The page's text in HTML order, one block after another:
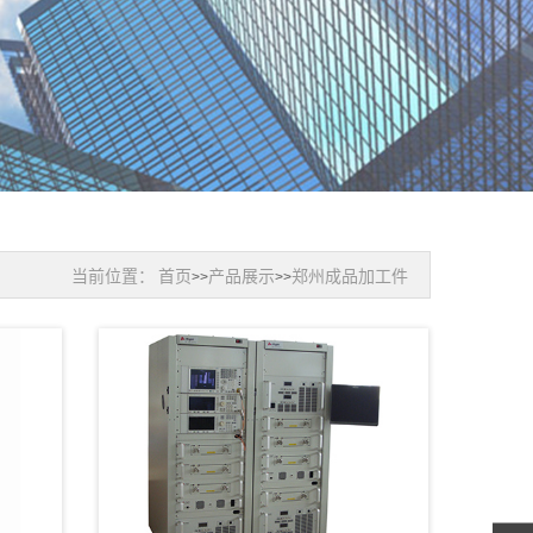
当前位置： 首页>>产品展示>>郑州成品加工件